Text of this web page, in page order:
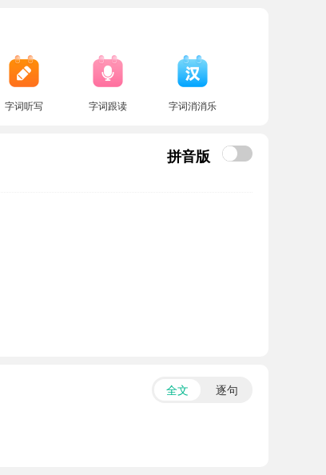
字词听写 字词跟读 字词消消乐
拼音版
全文
逐句